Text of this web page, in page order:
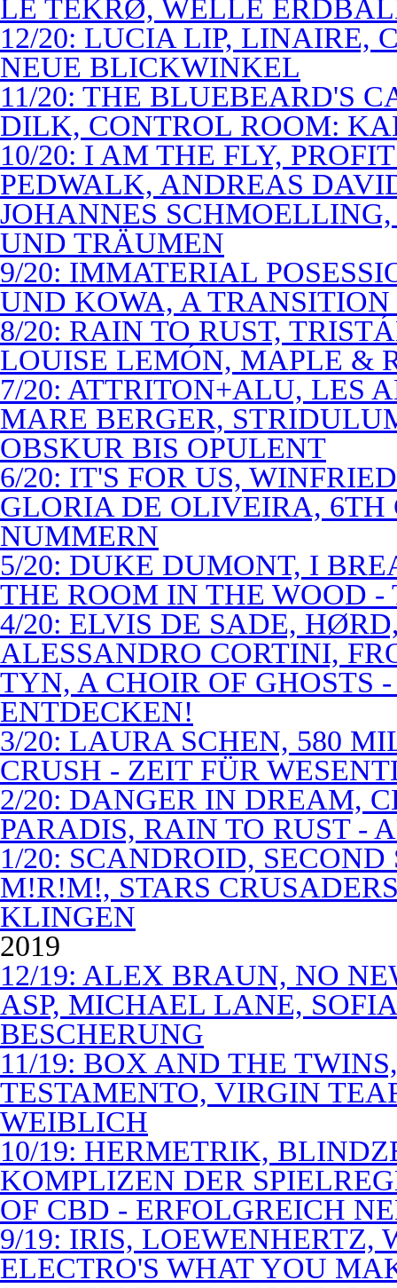
LE TEKRØ, WELLE
12/20: LUCIA LIP, LINAIRE,
NEUE BLICKWINKEL
11/20: THE BLUEBEARD'S
DILK, CONTROL ROOM:
10/20: I AM THE FLY,
PEDWALK, ANDREAS
JOHANNES
UND TRÄUMEN
9/20: IMMATERIAL
UND KOWA, A
8/20: RAIN TO RUST,
LOUISE LEMÓN, MAPLE &
7/20: ATTRITON+ALU, LES
MARE BERGER,
OBSKUR BIS OPULENT
6/20: IT'S FOR US,
GLORIA DE OLIVEIRA, 6TH
NUMMERN
5/20: DUKE DUMONT, I
THE ROOM IN THE WOOD
4/20: ELVIS DE SADE,
ALESSANDRO CORTINI,
TYN, A CHOIR OF GHOSTS
ENTDECKEN!
3/20: LAURA SCHEN, 580
CRUSH - ZEIT FÜR
2/20: DANGER IN DREAM,
PARADIS, RAIN TO RUST -
1/20: SCANDROID,
M!R!M!, STARS
KLINGEN
2019
12/19: ALEX BRAUN, NO
ASP, MICHAEL LANE,
BESCHERUNG
11/19: BOX AND THE
TESTAMENTO, VIRGIN
WEIBLICH
10/19: HERMETRIK,
KOMPLIZEN DER
OF CBD - ERFOLGREICH
9/19: IRIS, LOEWENHERTZ,
ELECTRO'S WHAT YOU